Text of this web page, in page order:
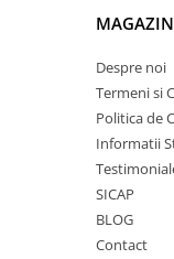
MAGAZIN
Despre noi
Termeni si
Politica de
Informatii
SICAP
BLOG
Contact